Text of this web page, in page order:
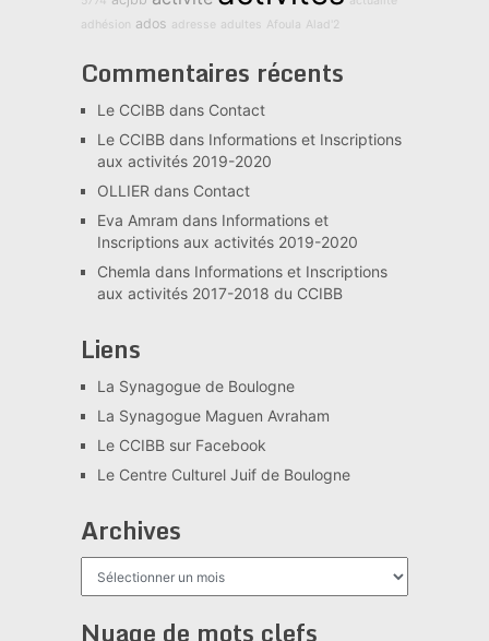
adhésion ados adresse adultes Afoula Alad'2
Commentaires récents
Le CCIBBdans Contact
Le CCIBBdans Informations et Inscriptions
aux activités 2019-2020
OLLIER dans Contact
Eva Amram dans Informations et
Inscriptions aux activités 2019-2020
Chemla dans Informations et Inscriptions
aux activités 2017-2018 du CCIBB
Liens
La Synagogue de Boulogne
La Synagogue Maguen Avraham
Le CCIBB sur Facebook
Le Centre Culturel Juif de Boulogne
Archives
Nuage de mots clefs